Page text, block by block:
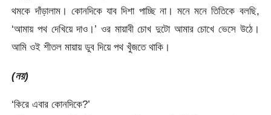
থমকে দাঁড়ালাম। কোনদিকে যাব দিশা পাচ্ছি না। মনে মনে তিতিকে বলছি,
‘আমায় পথ দেখিয়ে দাও।’ ওর মায়াবী চোখ দুটো আমার চোখে ভেসে উঠে।
আমি ওই শীতল মায়ায় ডুব দিয়ে পথ খুঁজতে থাকি।
(নয়)
‘কিরে এবার কোনদিকে?’